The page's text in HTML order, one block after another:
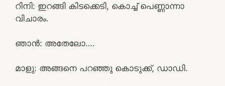
റിനി: ഇറങ്ങി കിടക്കെടി, കൊച്ച് പെണ്ണാന്നാ
വിചാരം.
ഞാൻ: അതേലോ….
മാളു: അങ്ങനെ പറഞ്ഞു കൊടുക്ക്, ഡാഡി.